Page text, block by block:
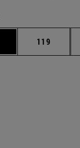
desplazarse.
Página
119